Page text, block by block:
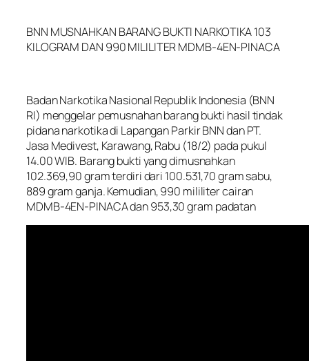
BNN MUSNAHKAN BARANG BUKTI NARKOTIKA 103
KILOGRAM DAN 990 MILILITER MDMB-4EN-PINACA
Badan Narkotika Nasional Republik Indonesia (BNN
RI) menggelar pemusnahan barang bukti hasil tindak
pidana narkotika di Lapangan Parkir BNN dan PT.
Jasa Medivest, Karawang, Rabu (18/2) pada pukul
14.00 WIB. Barang bukti yang dimusnahkan
102.369,90 gram terdiri dari 100.531,70 gram sabu,
889 gram ganja. Kemudian, 990 mililiter cairan
MDMB-4EN-PINACA dan 953,30 gram padatan